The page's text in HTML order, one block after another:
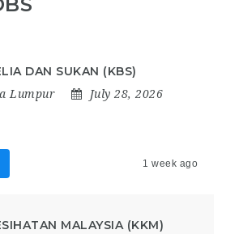
DAN SUKAN (KBS)
Lumpur July 28, 2026
1 week ago
MALAYSIA (KKM)